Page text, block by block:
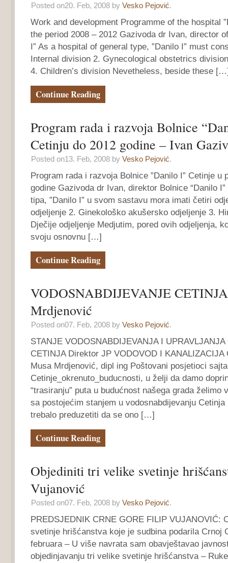
Posted on20. Feb, 2008 by Vesko Pejović.
Work and development Programme of the hospital
the period 2008 – 2012 Gazivoda dr Ivan, director
I” As a hospital of general type, ”Danilo I” must
Internal division 2. Gynecological obstetrics
4. Children’s division Nevetheless, beside these
Continue Reading
Program rada i razvoja Bolnice
Cetinju do 2012 godine – Ivan
Posted on13. Feb, 2008 by Vesko Pejović.
Program rada i razvoja Bolnice ”Danilo I” Cetinje u
godine Gazivoda dr Ivan, direktor Bolnice “Danilo
tipa, ”Danilo I” u svom sastavu mora imati četiri
odjeljenje 2. Ginekološko akušersko odjeljenje 3.
Dječije odjeljenje Medjutim, pored ovih odjeljenja,
svoju osnovnu […]
Continue Reading
VODOSNABDIJEVANJE
Mrdjenović
Posted on07. Feb, 2008 by Vesko Pejović.
STANJE VODOSNABDIJEVANJA I
CETINJA Direktor JP VODOVOD I KANALIZACIJA
Musa Mrdjenović, dipl ing Poštovani posjetioci sajta
Cetinje_okrenuto_buducnosti, u želji da damo
“trasiranju” puta u budućnost našega grada želimo
sa postojećim stanjem u vodosnabdijevanju
trebalo preduzetiti da se ono […]
Continue Reading
Objediniti tri velike svetinje
Vujanović
Posted on07. Feb, 2008 by Vesko Pejović.
PREDSJEDNIK CRNE GORE FILIP VUJANOVIĆ:
svetinje hrišćanstva koje je sudbina podarila Crnoj
februara – U više navrata sam obavještavao
objedinjavanju tri velike svetinje hrišćanstva –